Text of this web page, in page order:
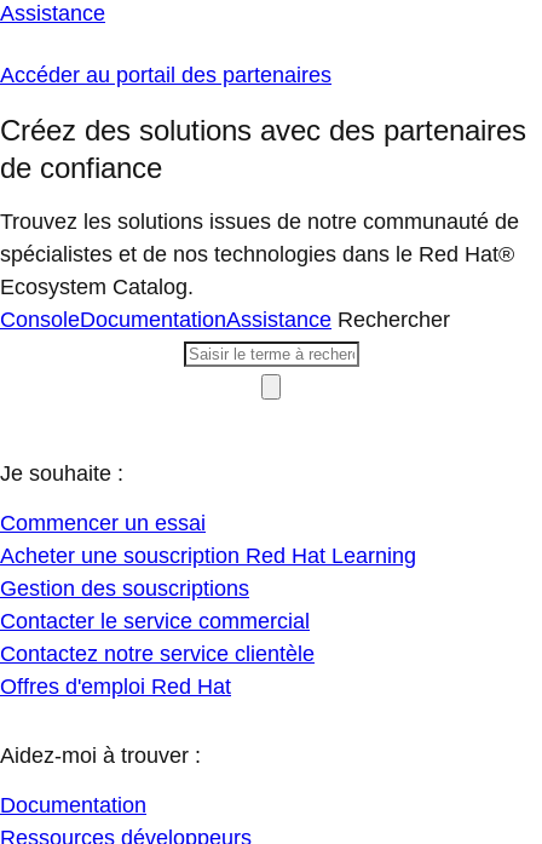
Assistance
Accéder au portail des partenaires
Créez des solutions avec des partenaires
de confiance
Trouvez les solutions issues de notre communauté de
spécialistes et de nos technologies dans le Red Hat®
Ecosystem Catalog.
ConsoleDocumentationAssistance Rechercher
Je souhaite :
Commencer un essai
Acheter une souscription Red Hat Learning
Gestion des souscriptions
Contacter le service commercial
Contactez notre service clientèle
Offres d'emploi Red Hat
Aidez-moi à trouver :
Documentation
Ressources développeurs